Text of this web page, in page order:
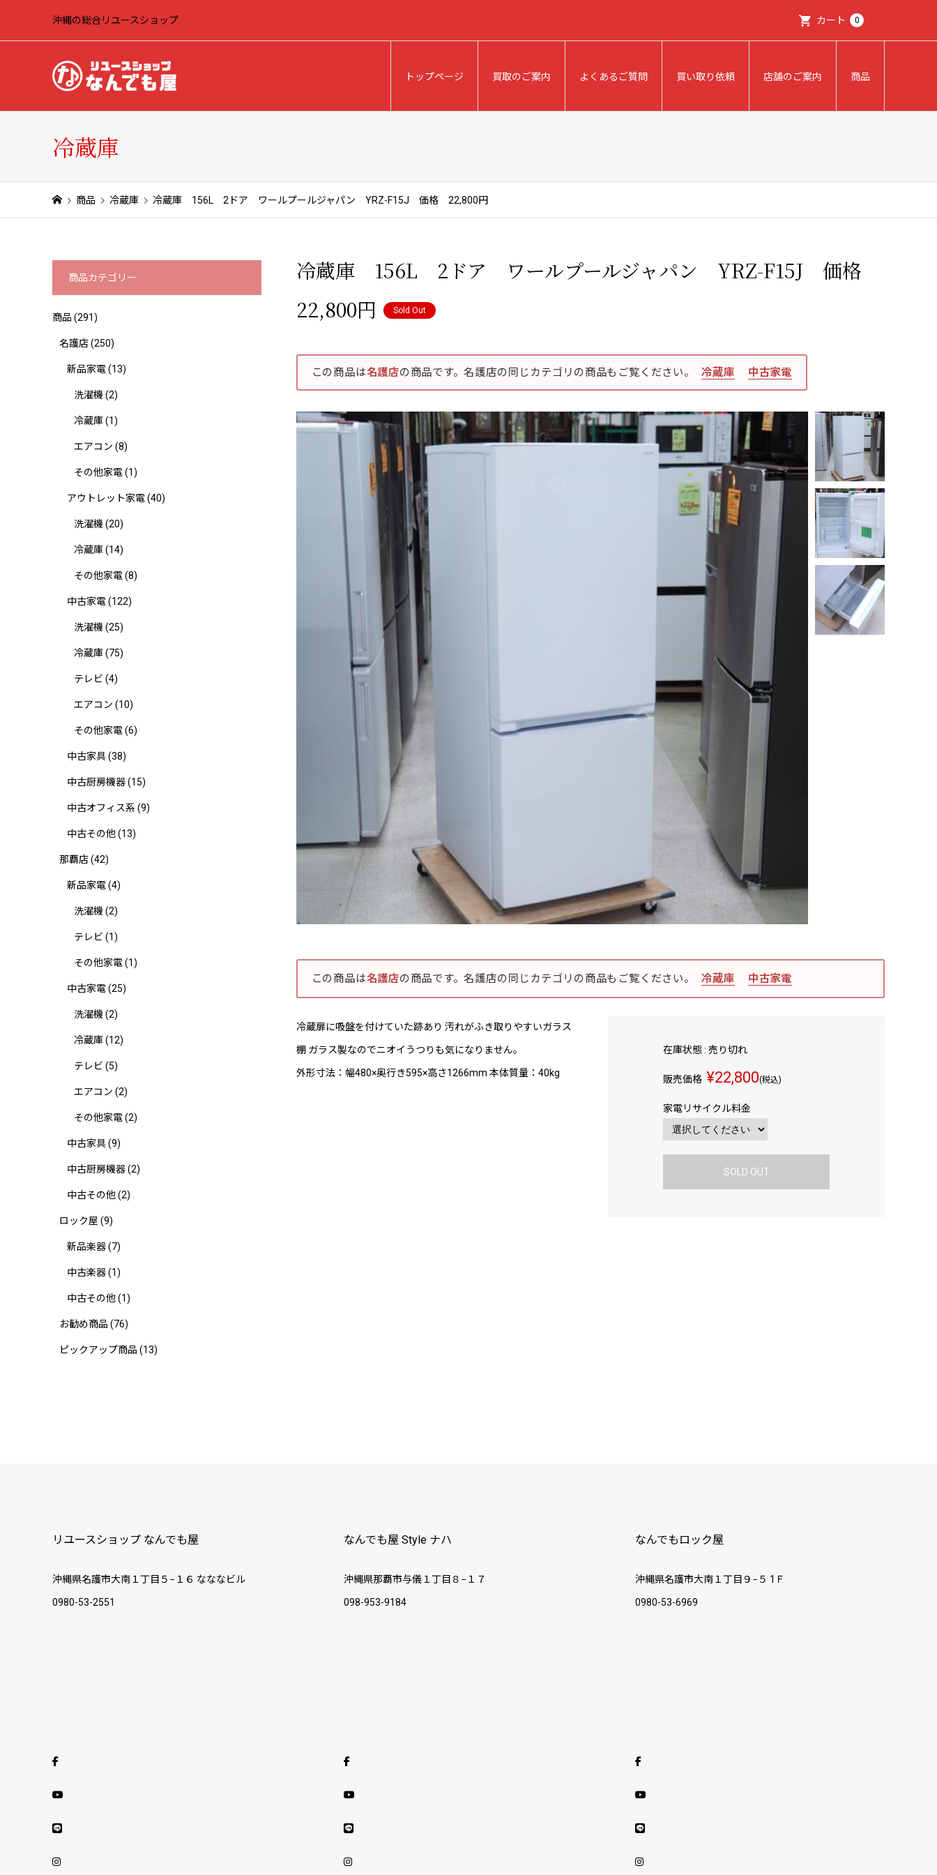
沖縄の総合リユースショップ カート 0
トップページ 買取のご案内 よくあるご質問 買い取り依頼 店舗のご案内 商品
冷蔵庫
商品 冷蔵庫 冷蔵庫 156L 2ドア ワールプールジャパン YRZ-F15J 価格 22,800円
冷蔵庫 156L 2ドア ワールプールジャパン YRZ-F15J 価格
22,800円
Sold Out
この商品は名護店の商品です。名護店の同じカテゴリの商品もご覧ください。 冷蔵庫 中古家電
この商品は名護店の商品です。名護店の同じカテゴリの商品もご覧ください。 冷蔵庫 中古家電
冷蔵扉に吸盤を付けていた跡あり 汚れがふき取りやすいガラス
棚 ガラス製なのでニオイうつりも気になりません。
外形寸法：幅480×奥行き595×高さ1266mm 本体質量：40kg
在庫状態 : 売り切れ
販売価格 ¥22,800(税込)
家電リサイクル料金
SOLD OUT
商品カテゴリー
商品 (291)
名護店(250)
新品家電(13)
洗濯機 (2)
冷蔵庫(1)
エアコン (8)
その他家電(1)
アウトレット家電(40)
洗濯機 (20)
冷蔵庫(14)
その他家電(8)
中古家電(122)
洗濯機 (25)
冷蔵庫(75)
テレビ (4)
エアコン (10)
その他家電(6)
中古家具(38)
中古厨房機器(15)
中古オフィス系 (9)
中古その他(13)
那覇店(42)
新品家電(4)
洗濯機 (2)
テレビ (1)
その他家電(1)
中古家電(25)
洗濯機 (2)
冷蔵庫(12)
テレビ (5)
エアコン (2)
その他家電(2)
中古家具(9)
中古厨房機器(2)
中古その他(2)
ロック屋 (9)
新品楽器(7)
中古楽器(1)
中古その他(1)
お勧め商品 (76)
ピックアップ商品 (13)
リユースショップ なんでも屋
沖縄県名護市大南１丁目５−１６ なななビル
0980-53-2551
なんでも屋 Style ナハ
沖縄県那覇市与儀１丁目８−１７
098-953-9184
なんでもロック屋
沖縄県名護市大南１丁目９−５ 1Ｆ
0980-53-6969